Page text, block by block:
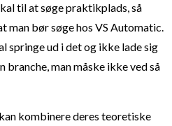
til at søge praktikplads, så
man bør søge hos VS Automatic.
springe ud i det og ikke lade sig
man måske ikke ved så
kombinere deres teoretiske